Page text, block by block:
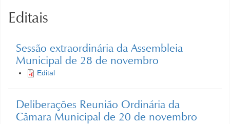
Editais
Sessão extraordinária da Assembleia
Municipal de 28 de novembro
Edital
Deliberações Reunião Ordinária da
Câmara Municipal de 20 de novembro